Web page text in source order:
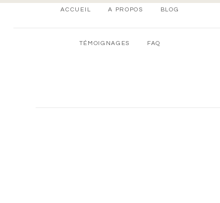
ACCUEIL A PROPOS BLOG
TÉMOIGNAGES FAQ